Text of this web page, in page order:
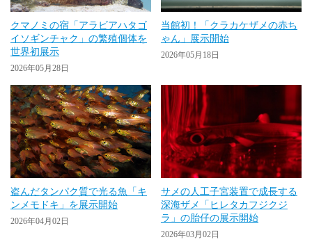
クマノミの宿「アラビアハタゴ
イソギンチャク」の繁殖個体を
世界初展示
2026年05月28日
当館初！「クラカケザメの赤ち
ゃん」展示開始
2026年05月18日
盗んだタンパク質で光る魚「キ
ンメモドキ」を展示開始
2026年04月02日
サメの人工子宮装置で成長する
深海ザメ「ヒレタカフジクジ
ラ」の胎仔の展示開始
2026年03月02日